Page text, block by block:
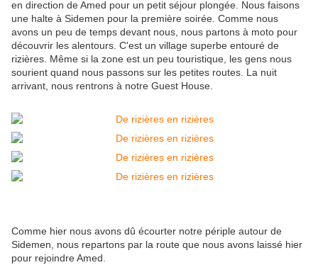
en direction de Amed pour un petit séjour plongée. Nous faisons
une halte à Sidemen pour la première soirée. Comme nous
avons un peu de temps devant nous, nous partons à moto pour
découvrir les alentours. C'est un village superbe entouré de
rizières. Même si la zone est un peu touristique, les gens nous
sourient quand nous passons sur les petites routes. La nuit
arrivant, nous rentrons à notre Guest House.
Comme hier nous avons dû écourter notre périple autour de
Sidemen, nous repartons par la route que nous avons laissé hier
pour rejoindre Amed.